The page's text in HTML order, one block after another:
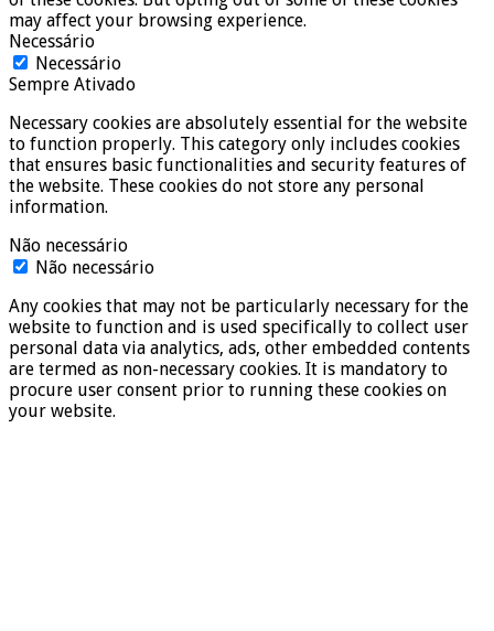
may affect your browsing experience.
Necessário
Necessário
Sempre Ativado
Necessary cookies are absolutely essential for the website
to function properly. This category only includes cookies
that ensures basic functionalities and security features of
the website. These cookies do not store any personal
information.
Não necessário
Não necessário
Any cookies that may not be particularly necessary for the
website to function and is used specifically to collect user
personal data via analytics, ads, other embedded contents
are termed as non-necessary cookies. It is mandatory to
procure user consent prior to running these cookies on
your website.